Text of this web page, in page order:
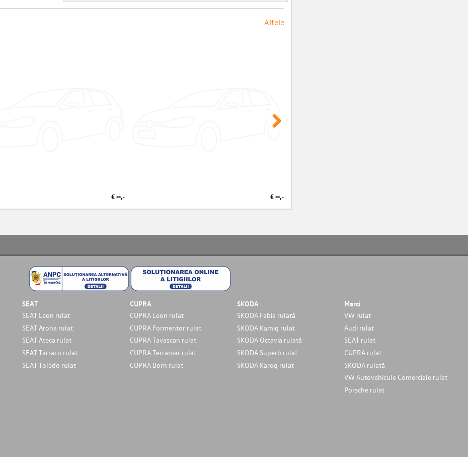
Altele
€ ∞,- € ∞,-
SEAT
SEAT Leon rulat
SEAT Arona rulat
SEAT Ateca rulat
SEAT Tarraco rulat
SEAT Toledo rulat
CUPRA
CUPRA Leon rulat
CUPRA Formentor rulat
CUPRA Tavascan rulat
CUPRA Terramar rulat
CUPRA Born rulat
SKODA
SKODA Fabia rulată
SKODA Kamiq rulat
SKODA Octavia rulată
SKODA Superb rulat
SKODA Karoq rulat
Marci
VW rulat
Audi rulat
SEAT rulat
CUPRA rulat
SKODA rulată
VW Autovehicule Comerciale rulat
Porsche rulat